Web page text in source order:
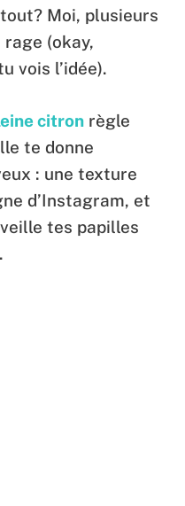
Moi, plusieurs
rage (okay,
vois l’idée).
citron règle
te donne
: une texture
d’Instagram, et
tes papilles